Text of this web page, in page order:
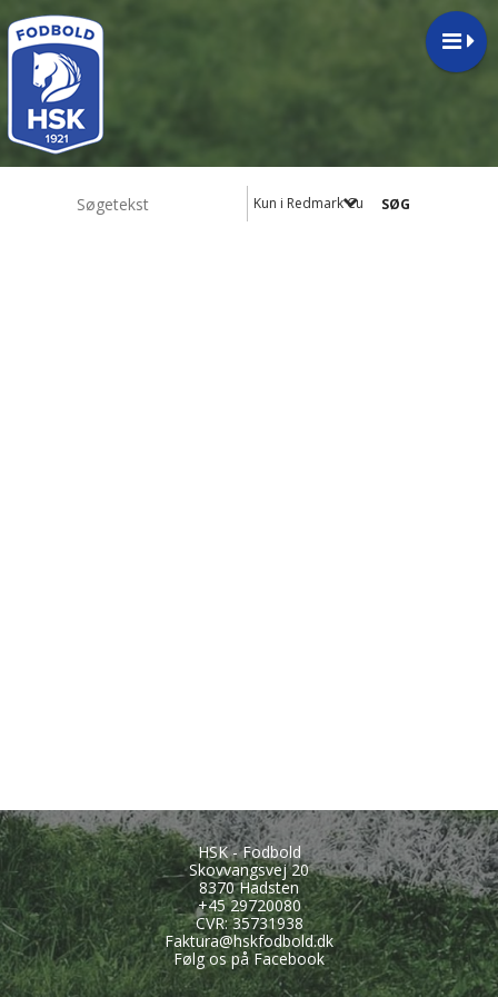
Kun i Redmark Cup
HSK - Fodbold
Skovvangsvej 20
8370 Hadsten
+4529720080
CVR: 35731938
Faktura@hskfodbold.dk
Følg os på Facebook